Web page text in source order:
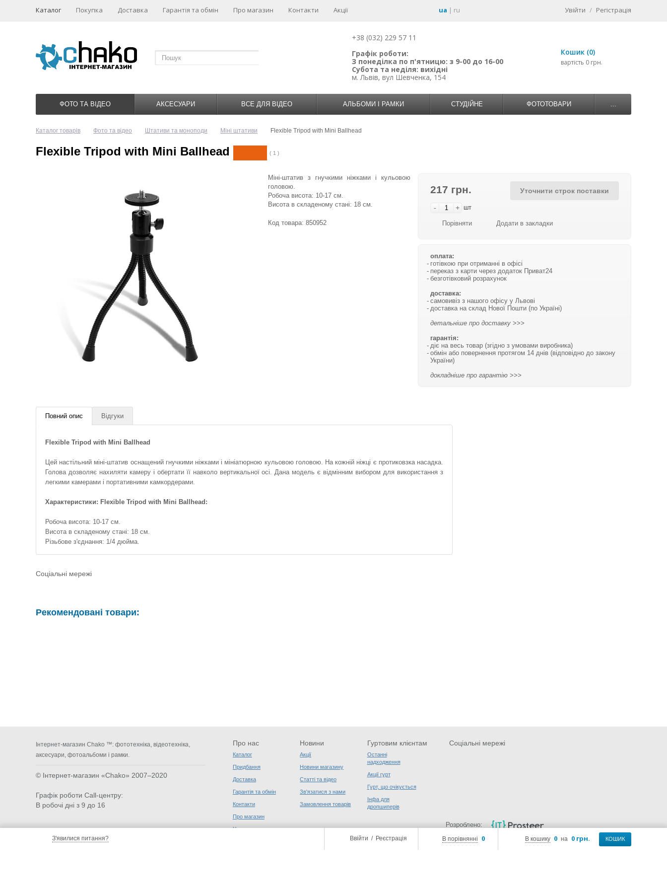
З'явилися питання? В кошику 0 на 0 грн. КОШИК
В порівнянні 0
Ввійти / Реєстрація
Каталог Покупка Доставка Гарантія та обмін Про магазин Контакти Акції ua | ru Увійти / Регістрація
+38 (032) 229 57 11
Графік роботи:
З понеділка по п'ятницю: з 9-00 до 16-00
Субота та неділя: вихідні
м. Львів, вул Шевченка, 154
Кошик (0)
вартість 0 грн.
ФОТО ТА ВІДЕО АКСЕСУАРИ ВСЕ ДЛЯ ВІДЕО АЛЬБОМИ І РАМКИ СТУДІЙНЕ ФОТОТОВАРИ ...
Каталог товарів Фото та відео Штативи та моноподи Міні штативи Flexible Tripod with Mini Ballhead
Flexible Tripod with Mini Ballhead ( 1 )
217 грн.
- + шт
Уточнити строк поставки
Порівняти Додати в закладки
оплата:
готівкою при отриманні в офісі
переказ з карти через додаток Приват24
безготівковий розрахунок
доставка:
самовивіз з нашого офісу у Львові
доставка на склад Нової Пошти (по Україні)
детальніше про доставку >>>
гарантія:
діє на весь товар (згідно з умовами виробника)
обмін або повернення протягом 14 днів (відповідно до закону
України)
докладніше про гарантію >>>
Міні-штатив з гнучкими ніжками і кульовою
головою.
Робоча висота: 10-17 см.
Висота в складеному стані: 18 см.
Код товара: 850952
Повний опис Відгуки
Flexible Tripod with Mini Ballhead
Цей настільний міні-штатив оснащений гнучкими ніжками і мініатюрною кульовою головою. На кожній ніжці є протиковзка насадка.
Голова дозволяє нахиляти камеру і обертати її навколо вертикальної осі. Дана модель є відмінним вибором для використання з
легкими камерами і портативними камкордерами.
Характеристики: Flexible Tripod with Mini Ballhead:
Робоча висота: 10-17 см.
Висота в складеному стані: 18 см.
Різьбове з'єднання: 1/4 дюйма.
Соціальні мережі
Рекомендовані товари:
Інтернет-магазин Chako ™: фототехніка, відеотехніка,
аксесуари, фотоальбоми і рамки.
© Інтернет-магазин «Chako» 2007–2020
Графік роботи Call-центру:
В робочі дні з 9 до 16
Про нас
Каталог
Придбання
Доставка
Гарантія та обмін
Контакти
Про магазин
Угода користувача
Новини
Акції
Новини магазину
Статті та відео
Зв'язатися з нами
Замовлення товарів
Гуртовим клієнтам
Останні
надходження
Акції гурт
Гурт, що очікується
Інфа для
дропшиперів
Соціальні мережі
Розроблено: